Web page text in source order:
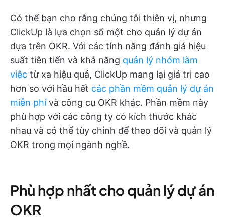
Có thể bạn cho rằng chúng tôi thiên vị, nhưng
ClickUp là lựa chọn số một cho quản lý dự án
dựa trên OKR. Với các tính năng đánh giá hiệu
suất tiên tiến và khả năng quản lý nhóm làm
việc từ xa hiệu quả, ClickUp mang lại giá trị cao
hơn so với hầu hết các phần mềm quản lý dự án
miễn phívà công cụ OKR khác. Phần mềm này
phù hợp với các công ty có kích thước khác
nhau và có thể tùy chỉnh để theo dõi và quản lý
OKR trong mọi ngành nghề.
Phù hợp nhất cho quản lý dự án
OKR